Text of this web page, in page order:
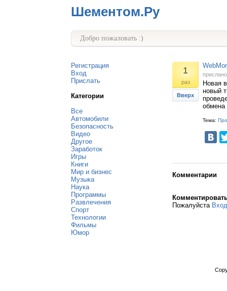
Шементом.Ру
Добро пожаловать :)
Регистрация
Вход
Прислать
Категории
Все
Автомобили
Безопасность
Видео
Другое
Заработок
Игры
Книги
Мир и бизнес
Музыка
Наука
Программы
Развлечения
Спорт
Технологии
Фильмы
Юмор
1
раз
Вверх
Новая
новый
обмена
Тема:
Комментарии
Пожалуйста Вход